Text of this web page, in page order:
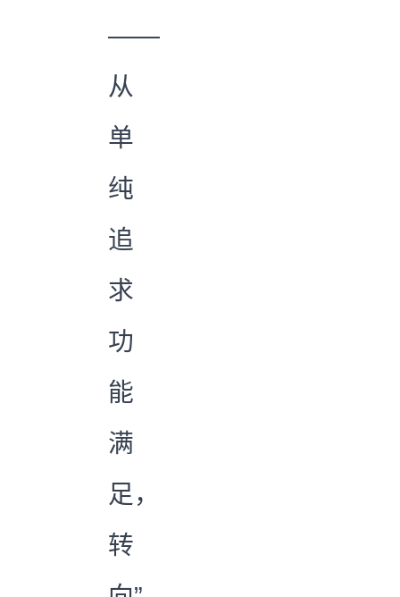
——
从
单
纯
追
求
功
能
满
足，
转